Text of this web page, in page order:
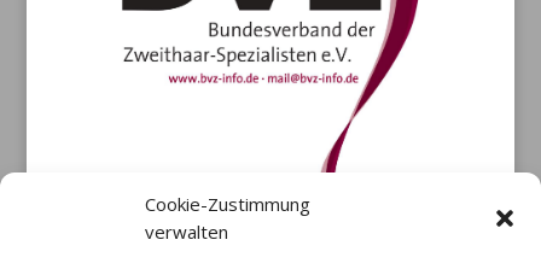
Cookie-Zustimmung
verwalten